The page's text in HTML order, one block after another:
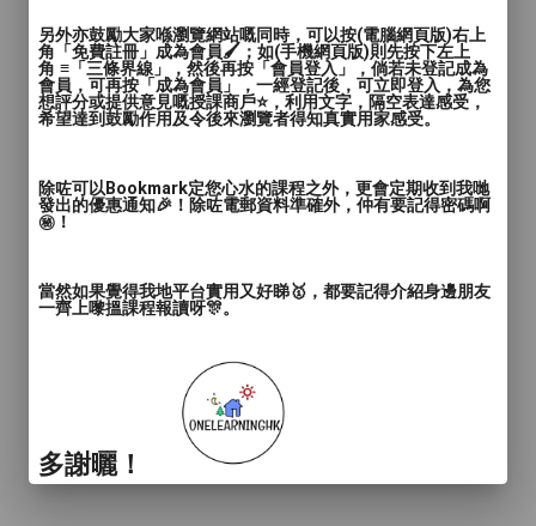
另外亦鼓勵大家喺瀏覽網站嘅同時，可以按(電腦網頁版)右上
角「免費註冊」成為會員🖌️；如(手機網頁版)則先按下左上
角 ≡「三條界線」，然後再按「會員登入」，倘若未登記成為
會員，可再按「成為會員」，一經登記後，可立即登入，為您
想評分或提供意見嘅授課商戶⭐️，利用文字，隔空表達感受，
希望達到鼓勵作用及令後來瀏覽者得知真實用家感受。
除咗可以Bookmark定您心水的課程之外，更會定期收到我哋
發出的優惠通知🎉！除咗電郵資料準確外，仲有要記得密碼啊
㊙️！
當然如果覺得我地平台實用又好睇🥇，都要記得介紹身邊朋友
一齊上嚟搵課程報讀呀🎊。
多謝曬！